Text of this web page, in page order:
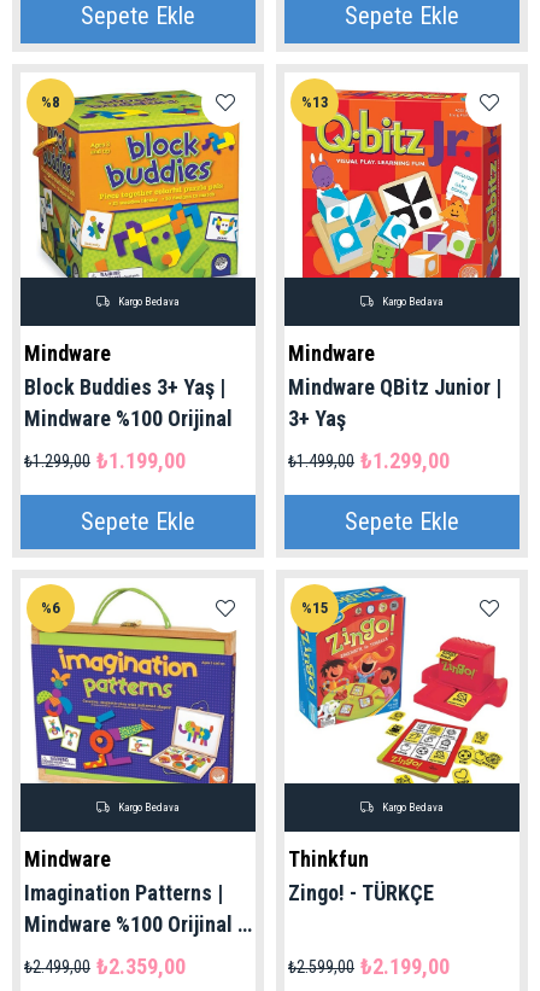
Sepete Ekle Sepete Ekle
Mindware
Block Buddies 3+ Yaş |
Mindware %100 Orijinal
₺1.199,00
₺1.299,00
Sepete Ekle
%8
Kargo Bedava
Mindware
Mindware QBitz Junior |
3+ Yaş
₺1.299,00
₺1.499,00
Sepete Ekle
%13
Kargo Bedava
Mindware
Imagination Patterns |
Mindware %100 Orijinal (
Mıktanıslı Magnet
₺2.359,00
₺2.499,00
%6
Kargo Bedava
Thinkfun
Zingo! - TÜRKÇE
₺2.199,00
₺2.599,00
%15
Kargo Bedava